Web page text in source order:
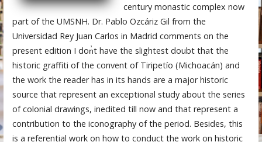
century monastic complex now
part of the UMSNH. Dr. Pablo Ozcáriz Gil from the
Universidad Rey Juan Carlos in Madrid comments on the
present edition I don̓t have the slightest doubt that the
historic graffiti of the convent of Tiripetío (Michoacán) and
the work the reader has in its hands are a major historic
source that represent an exceptional study about the series
of colonial drawings, inedited till now and that represent a
contribution to the iconography of the period. Besides, this
is a referential work on how to conduct the work on historic